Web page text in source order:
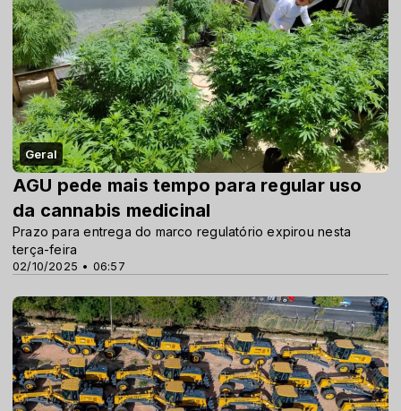
Geral
02/10/2025 • 06:57
AGU pede mais tempo para regular uso
da cannabis medicinal
Prazo para entrega do marco regulatório expirou nesta
terça-feira